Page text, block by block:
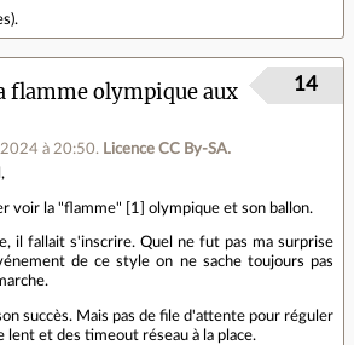
).
flamme olympique aux
à 20:50. Licence CC By‑SA.
14
voir la "flamme" [1] olympique et son ballon.
il fallait s'inscrire. Quel ne fut pas ma surprise
de ce style on ne sache toujours pas
succès. Mais pas de file d'attente pour réguler
lent et des timeout réseau à la place.